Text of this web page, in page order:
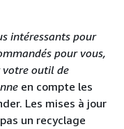
intéressants pour
pour vous,
votre outil de
en compte les
Les mises à jour
un recyclage